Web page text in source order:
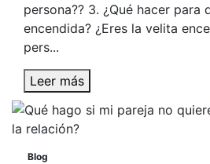
persona?? 3. ¿Qué hacer para
encendida? ¿Eres la velita
pers...
Leer más
Blog